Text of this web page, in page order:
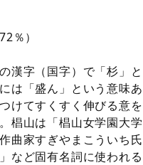
％）
漢字（国字）で「杉」
は「盛ん」という意味
けてすくすく伸びる意
椙山は「椙山女学園大
曲家すぎやまこういち
など固有名詞に使われる